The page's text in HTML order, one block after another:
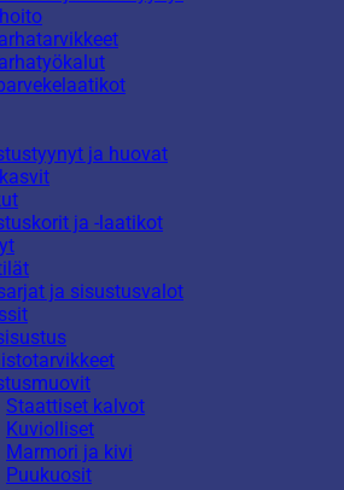
ja huovat
ja -laatikot
ja sisustusvalot
Staattiset kalvot
Kuviolliset
Marmori ja kivi
Puukuosit